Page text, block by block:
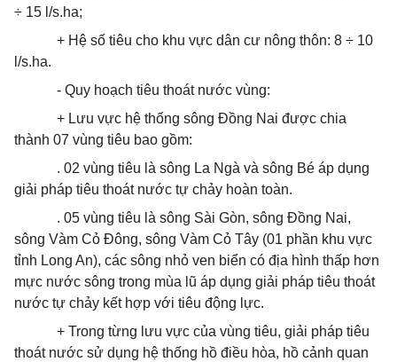
÷ 15 l/s.ha;
+ Hệ số tiêu cho khu vực dân cư nông thôn: 8 ÷ 10
l/s.ha.
- Quy hoạch tiêu thoátnước vùng:
+ Lưu vực hệ thống sông Đồng Nai được chia
thành 07 vùng tiêu bao gồm:
. 02 vùng tiêu là sông La Ngà và sông Bé áp dụng
giải pháp tiêu thoátnước tự chảy hoàn toàn.
. 05 vùng tiêu là sông Sài Gòn, sông Đồng Nai,
sông Vàm Cỏ Đông, sông Vàm Cỏ Tây (01 phần khu vực
tỉnh Long An), các sông nhỏ ven biển có địa hình thấp hơn
mực nước sông trong mùa lũ áp dụng giải pháp tiêu thoát
nước tự chảy kết hợp với tiêu động lực.
+ Trong từng lưu vực của vùng tiêu, giải pháp tiêu
thoátnước sử dụng hệ thống hồ điều hòa, hồ cảnh quan